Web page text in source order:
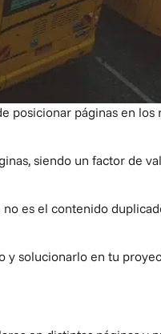
posicionar páginas en los
siendo un factor de
es el contenido
y solucionarlo en tu